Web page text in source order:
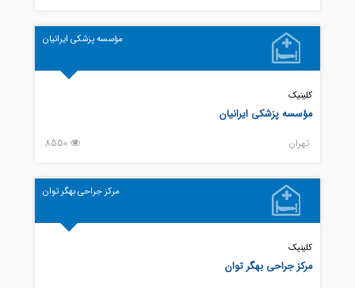
مؤسسه پزشکی ایرانیان
کلینیک
مؤسسه پزشکی ایرانیان
تهران 8550
مرکز جراحی بهگر توان
کلینیک
مرکز جراحی بهگر توان